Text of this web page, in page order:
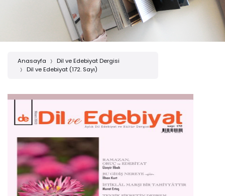
Anasayfa
Dil ve Edebiyat Dergisi
Dil ve Edebiyat (172. Sayı)